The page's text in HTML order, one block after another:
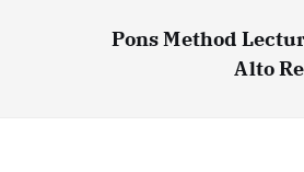
Pons Method
Alto